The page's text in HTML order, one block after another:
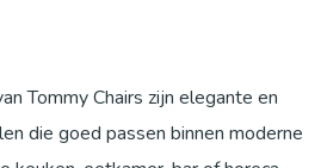
Tommy Chairs zijn elegante en
die goed passen binnen moderne